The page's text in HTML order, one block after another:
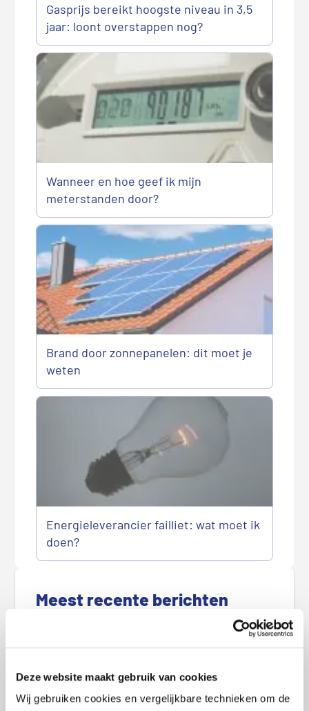
Deze website maakt gebruik van cookies
Wij gebruiken cookies en vergelijkbare technieken om de
Gasprijs bereikt hoogste niveau in 3,5
jaar: loont overstappen nog?
Wanneer en hoe geef ik mijn
meterstanden door?
Brand door zonnepanelen: dit moet je
weten
Energieleverancier failliet: wat moet ik
doen?
r
e
Meest recente berichten
Goedkoopste autoverzekering in augustus 2026
2026
Goedkoopste sim only-abonnement in augustus